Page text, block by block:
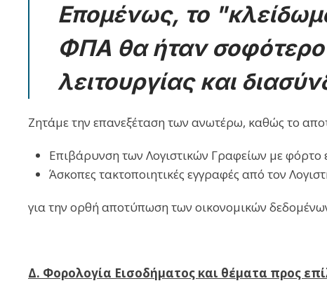
Επομένως, το
ΦΠΑ θα ήταν σοφότερο
λειτουργίας και
Ζητάμε την επανεξέταση των ανωτέρω, καθώς το
Επιβάρυνση των Λογιστικών Γραφείων με φόρτο
Άσκοπες τακτοποιητικές εγγραφές από τον
για την ορθή αποτύπωση των οικονομικών
Δ. Φορολογία Εισοδήματος και θέματα προς